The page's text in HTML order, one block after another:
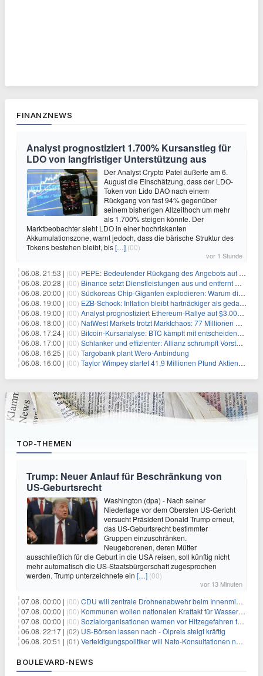
FINANZNEWS
Analyst prognostiziert 1.700% Kursanstieg für
LDO von langfristiger Unterstützung aus
Der Analyst Crypto Patel äußerte am 6.
August die Einschätzung, dass der LDO-
Token von Lido DAO nach einem
Rückgang von fast 94% gegenüber
seinem bisherigen Allzeithoch um mehr
als 1.700% steigen könnte. Der
Marktbeobachter sieht LDO in einer hochriskanten
Akkumulationszone, warnt jedoch, dass die bärische Struktur des
Tokens bestehen bleibt, bis[…] (00)
vor 1 Stunde
06.08. 21:53 | (00) PEPE: Bedeutender Rückgang des Angebots auf Börsen – Was kommt als Nächstes?
06.08. 20:28 | (00) Binance setzt Dienstleistungen aus und entfernt mehrere Krypto-Paare: Wer ist betroffen?
06.08. 20:00 | (00) Südkoreas Chip-Giganten explodieren: Warum dieser Rekord-Tag die KI-Branche erschüttert
06.08. 19:00 | (00) EZB-Schock: Inflation bleibt hartnäckiger als gedacht – 2027 wird zum kritischen Test
06.08. 19:00 | (00) Analyst prognostiziert Ethereum-Rallye auf $3.000 nach entscheidendem On-Chain-Ausbruch
06.08. 18:00 | (00) NatWest Markets trotzt Marktchaos: 77 Millionen Pfund Gewinn im ersten Halbjahr
06.08. 17:24 | (00) Bitcoin-Kursanalyse: BTC kämpft mit entscheidender $65K-Hürde, während sich ein Liquidationscluster aufbaut
06.08. 17:00 | (00) Schlanker und effizienter: Allianz schrumpft Vorstand auf 8 Köpfe – das steckt dahinter
06.08. 16:25 | (00) Targobank plant Wero-Anbindung
06.08. 16:00 | (00) Taylor Wimpey startet 41,9 Millionen Pfund Aktienrückkauf – was Anleger wissen müssen
TOP-THEMEN
Trump: Neuer Anlauf für Beschränkung von
US-Geburtsrecht
Washington (dpa) - Nach seiner
Niederlage vor dem Obersten US-Gericht
versucht Präsident Donald Trump erneut,
das US-Geburtsrecht bestimmter
Gruppen einzuschränken.
Neugeborenen, deren Mütter
ausschließlich für die Geburt in die USA reisen, soll künftig nicht
mehr automatisch die US-Staatsbürgerschaft zugesprochen
werden. Trump unterzeichnete ein […] (00)
vor 13 Minuten
07.08. 00:00 | (00) CDU will zentrale Drohnenabwehr beim Innenministerium
07.08. 00:00 | (00) Kommunen wollen nationalen Kraftakt für Wasserversorgung
07.08. 00:00 | (00) Sozialorganisationen warnen vor Hitzegefahren für Obdachlose
06.08. 22:17 | (02) US-Börsen lassen nach - Ölpreis steigt kräftig
06.08. 20:51 | (01) Verteidigungspolitiker will Nato-Konsultationen nach Drohnenfund
BOULEVARD-NEWS